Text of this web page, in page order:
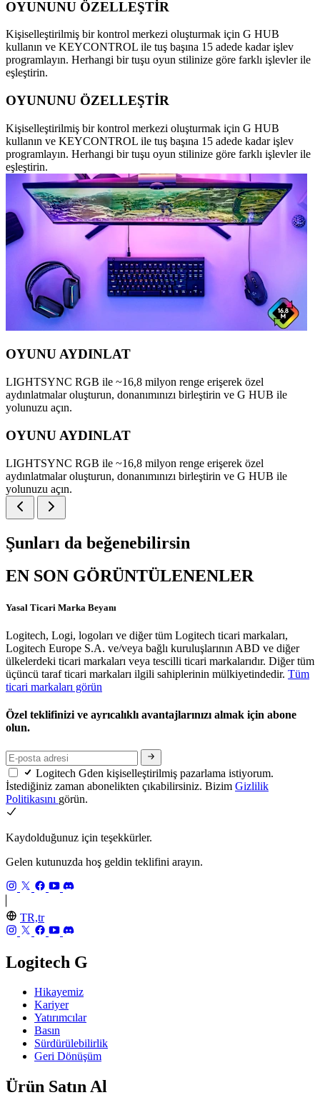
OYUNUNU ÖZELLEŞTİR
Kişiselleştirilmiş bir kontrol merkezi oluşturmak için G HUB
kullanın ve KEYCONTROL ile tuş başına 15 adede kadar işlev
programlayın. Herhangi bir tuşu oyun stilinize göre farklı işlevler ile
eşleştirin.
OYUNUNU ÖZELLEŞTİR
Kişiselleştirilmiş bir kontrol merkezi oluşturmak için G HUB
kullanın ve KEYCONTROL ile tuş başına 15 adede kadar işlev
programlayın. Herhangi bir tuşu oyun stilinize göre farklı işlevler ile
eşleştirin.
OYUNU AYDINLAT
LIGHTSYNC RGB ile ~16,8 milyon renge erişerek özel
aydınlatmalar oluşturun, donanımınızı birleştirin ve G HUB ile
yolunuzu açın.
OYUNU AYDINLAT
LIGHTSYNC RGB ile ~16,8 milyon renge erişerek özel
aydınlatmalar oluşturun, donanımınızı birleştirin ve G HUB ile
yolunuzu açın.
Şunları da beğenebilirsin
EN SON GÖRÜNTÜLENENLER
Yasal Ticari Marka Beyanı
Logitech, Logi, logoları ve diğer tüm Logitech ticari markaları,
Logitech Europe S.A. ve/veya bağlı kuruluşlarının ABD ve diğer
ülkelerdeki ticari markaları veya tescilli ticari markalarıdır. Diğer tüm
üçüncü taraf ticari markaları ilgili sahiplerinin mülkiyetindedir. Tüm
ticari markaları görün
Özel teklifinizi ve ayrıcalıklı avantajlarınızı almak için abone
olun.
Logitech Gden kişiselleştirilmiş pazarlama istiyorum.
İstediğiniz zaman abonelikten çıkabilirsiniz. Bizim Gizlilik
Politikasını görün.
Kaydolduğunuz için teşekkürler.
Gelen kutunuzda hoş geldin teklifini arayın.
TR,tr
Logitech G
Hikayemiz
Kariyer
Yatırımcılar
Basın
Sürdürülebilirlik
Geri Dönüşüm
Ürün Satın Al